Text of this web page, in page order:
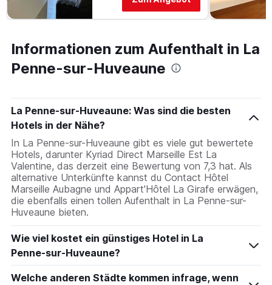
Informationen zum Aufenthalt in La
Penne-sur-Huveaune
La Penne-sur-Huveaune: Was sind die besten
Hotels in der Nähe?
In La Penne-sur-Huveaune gibt es viele gut bewertete
Hotels, darunter Kyriad Direct Marseille Est La
Valentine, das derzeit eine Bewertung von 7,3 hat. Als
alternative Unterkünfte kannst du Contact Hôtel
Marseille Aubagne und Appart'Hôtel La Girafe erwägen,
die ebenfalls einen tollen Aufenthalt in La Penne-sur-
Huveaune bieten.
Wie viel kostet ein günstiges Hotel in La
Penne-sur-Huveaune?
Welche anderen Städte kommen infrage, wenn